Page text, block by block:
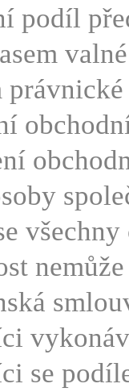
podíl
všechny
se